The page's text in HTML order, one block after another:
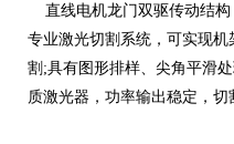
直线电机龙门双驱传动结构
专业激光切割系统，可实现
割;具有图形排样、尖角平滑
质激光器，功率输出稳定，切